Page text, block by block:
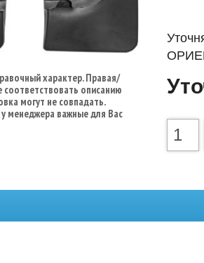
характер. Правая/
соответствовать описанию
могут не совпадать.
менеджера важные для Вас